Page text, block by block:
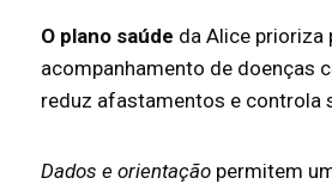
O plano saúde da Alice prioriza
acompanhamento de doenças
reduz afastamentos e controla
Dados e orientação permitem